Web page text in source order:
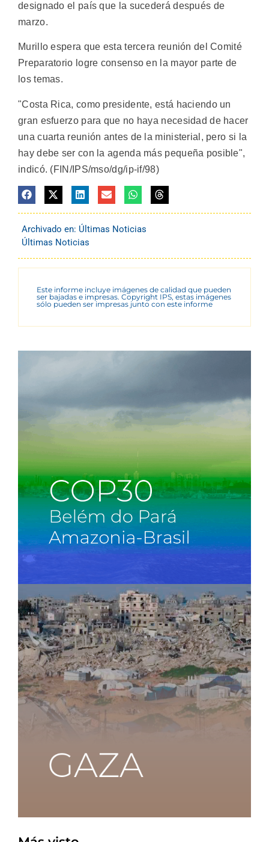
designado el país que la sucederá después de
marzo.
Murillo espera que esta tercera reunión del Comité
Preparatorio logre consenso en la mayor parte de
los temas.
"Costa Rica, como presidente, está haciendo un
gran esfuerzo para que no haya necesidad de hacer
una cuarta reunión antes de la ministerial, pero si la
hay debe ser con la agenda más pequeña posible",
indicó. (FIN/IPS/mso/dg/ip-if/98)
Archivado en: Últimas Noticias
Últimas Noticias
Este informe incluye imágenes de calidad que pueden
ser bajadas e impresas. Copyright IPS, estas imágenes
sólo pueden ser impresas junto con este informe